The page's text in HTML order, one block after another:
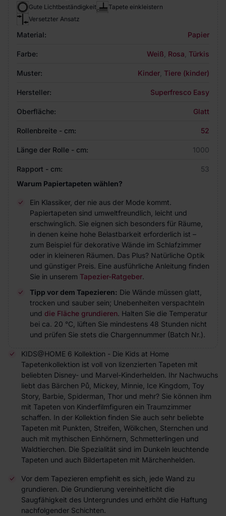
Gute Lichtbeständigkeit
Tapete einkleistern
Versetzter Ansatz
Material: Papier
Farbe: Weiß Rosa Türkis
Muster: Kinder Tiere (kinder)
Hersteller: Superfresco Easy
Oberfläche: Glatt
Rollenbreite - cm: 52
Länge der Rolle - cm: 1000
Rapport - cm:
53
Warum Papiertapeten wählen?
Ein Klassiker, der nie aus der Mode kommt.
Papiertapeten sind umweltfreundlich, leicht und
erschwinglich. Sie eignen sich besonders für Räume,
in denen keine hohe Belastbarkeit erforderlich ist –
zum Beispiel für dekorative Wände im Schlafzimmer
oder in kleineren Räumen. Das Plus? Natürliche Optik
und günstiger Preis. Eine ausführliche Anleitung finden
Sie in unserem Tapezier-Ratgeber.
Tipp vor dem Tapezieren: Die Wände müssen glatt,
trocken und sauber sein; Unebenheiten verspachteln
und die Fläche grundieren. Halten Sie die Temperatur
bei ca. 20 °C, lüften Sie mindestens 48 Stunden nicht
und prüfen Sie stets die Chargennummer (Batch Nr.).
KIDS@HOME 6 Kollektion - Die Kids at Home
Tapetenkollektion ist voll von lizenzierten Tapeten mit
beliebten Disney- und Marvel-Kinderhelden. Ihr Nachwuchs
liebt das Bärchen Pů, Mickey, Minnie, Ice Kingdom, Toy
Story, Barbie, Spiderman, Thor und mehr? Sie können ihm
mit Tapeten von Kinderfilmfiguren ein Traumzimmer
schaffen. In der Kollektion finden Sie auch sehr beliebte
Tapeten mit Punkten, Streifen, Wölkchen, Sternchen und
auch mit mythischen Einhörnern, Schmetterlingen und
Waldtierchen. Die Spezialität sind im Dunkeln leuchtende
Tapeten und auch Bildertapeten mit Märchenhelden.
Vor dem Tapezieren empfiehlt es sich, jede Wand zu
grundieren. Die Grundierung vereinheitlicht die
Saugfähigkeit des Untergrundes und erhöht die Haftung
nachfolgender Schichten.